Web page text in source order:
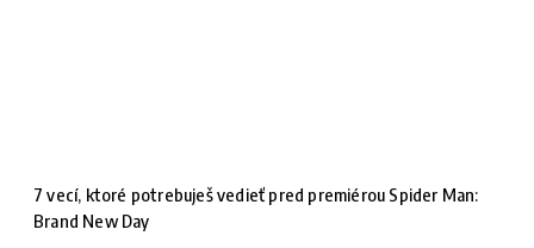
7 vecí, ktoré potrebuješ vedieť pred premiérou Spider Man:
Brand New Day